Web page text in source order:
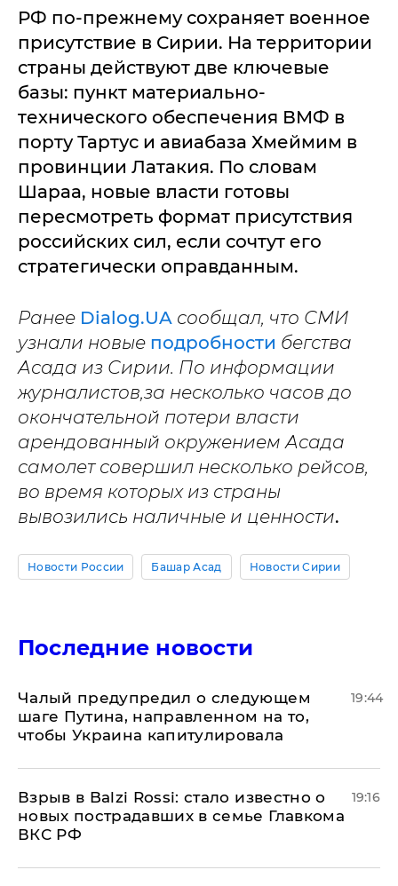
РФ по-прежнему сохраняет военное
присутствие в Сирии. На территории
страны действуют две ключевые
базы: пункт материально-
технического обеспечения ВМФ в
порту Тартус и авиабаза Хмеймим в
провинции Латакия. По словам
Шараа, новые власти готовы
пересмотреть формат присутствия
российских сил, если сочтут его
стратегически оправданным.
Ранее Dialog.UA сообщал, что СМИ
узнали новые подробности бегства
Асада из Сирии. По информации
журналистов,за несколько часов до
окончательной потери власти
арендованный окружением Асада
самолет совершил несколько рейсов,
во время которых из страны
вывозились наличные и ценности.
Новости России Башар Асад Новости Сирии
Последние новости
Чалый предупредил о следующем
шаге Путина, направленном на то,
чтобы Украина капитулировала
19:44
Взрыв в Balzi Rossi: стало известно о
новых пострадавших в семье Главкома
ВКС РФ
19:16